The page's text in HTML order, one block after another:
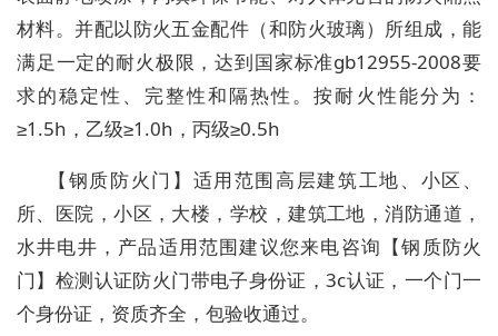
材料。并配以防火五金配件（和防火玻璃）所组成，能
满足一定的耐火极限，达到国家标准gb12955-2008要
求的稳定性、完整性和隔热性。按耐火性能分为：
≥1.5h，乙级≥1.0h，丙级≥0.5h
【钢质防火门】适用范围高层建筑工地、小区、
所、医院，小区，大楼，学校，建筑工地，消防通道，
水井电井，产品适用范围建议您来电咨询【钢质防火
门】检测认证防火门带电子身份证，3c认证，一个门一
个身份证，资质齐全，包验收通过。